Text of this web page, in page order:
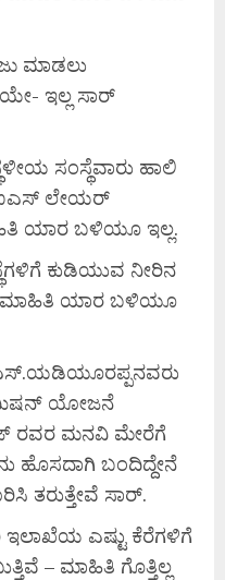
ಮಾಡಲು
ಇಲ್ಲ ಸಾರ್
ಸಂಸ್ಥೆವಾರು ಹಾಲಿ
ಲೇಯರ್
ಯಾರ ಬಳಿಯೂ ಇಲ್ಲ.
ಕುಡಿಯುವ ನೀರಿನ
ಮಾಹಿತಿ ಯಾರ ಬಳಿಯೂ
ಮಿಷನ್ ಯೋಜನೆ
ರವರ ಮನವಿ ಮೇರೆಗೆ
ಹೊಸದಾಗಿ ಬಂದಿದ್ದೇನೆ
ತರುತ್ತೇವೆ ಸಾರ್.
ಇಲಾಖೆಯ ಎಷ್ಟು ಕೆರೆಗಳಿಗೆ
– ಮಾಹಿತಿ ಗೊತ್ತಿಲ್ಲ